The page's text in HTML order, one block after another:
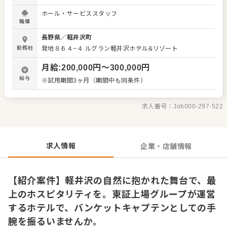
在、この美しい大自然の中で行われるウェディングや宴会
を支えるサービススタッフを求めています。 運営母体は東
ル。国内外でデザイナーズホテルを展開する注目の成長企
業であり、将来を見据えて働ける安定した土壌が整ってい
ます。 お任せするのは、披露宴やパーティーの運営業務で
す。 ・会場セッティングから接客対応 ・音響、照明のオペ
レーション補助 ・アルバイトへの指示および育成 ・他部署
との連携による品質管理 将来的に、あるいは経験者の方に
や宴会の進行管理 ・新郎新婦様や幹事様への対応 ・会場全
体のオペレーション管理 ・イレギュラー対応やタイムコン
事です。
職種
ホール・サービススタッフ
勤務地
長野県／軽井沢町
発地８６４−４ ルグラン軽井沢ホテル&リゾート
給与
月給:200,000円〜300,000円
※試用期間3ヶ月（期間中も同条件）
求人番号：Job000-297-522
求人情報 企業・店舗情報
【紹介案件】軽井沢の自然に抱かれた舞台で、最
上のホスピタリティを。東証上場グループが運営
するホテルで、バンケットキャプテンとしての手
腕を振るいませんか。